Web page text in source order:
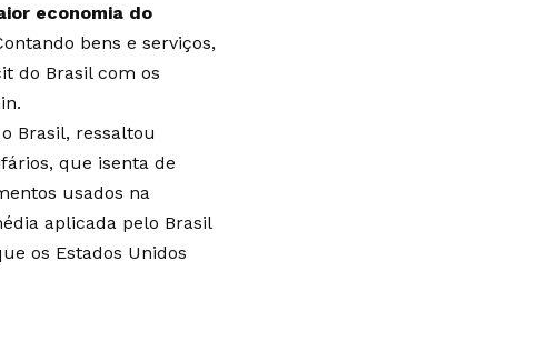
economia do
bens e serviços,
do Brasil com os
Brasil, ressaltou
que isenta de
usados na
aplicada pelo Brasil
os Estados Unidos